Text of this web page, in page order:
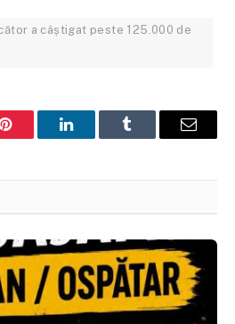
a câștigat peste 125.000 de
Pinterest LinkedInTumblr Email